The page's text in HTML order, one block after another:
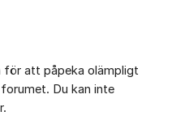
för att påpeka olämpligt
Du kan inte